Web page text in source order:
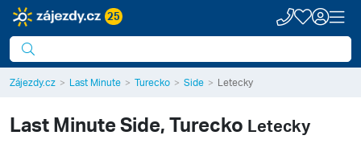
25
Zájezdy.cz Last Minute Turecko Side Letecky
Last MinuteSide, Turecko Letecky